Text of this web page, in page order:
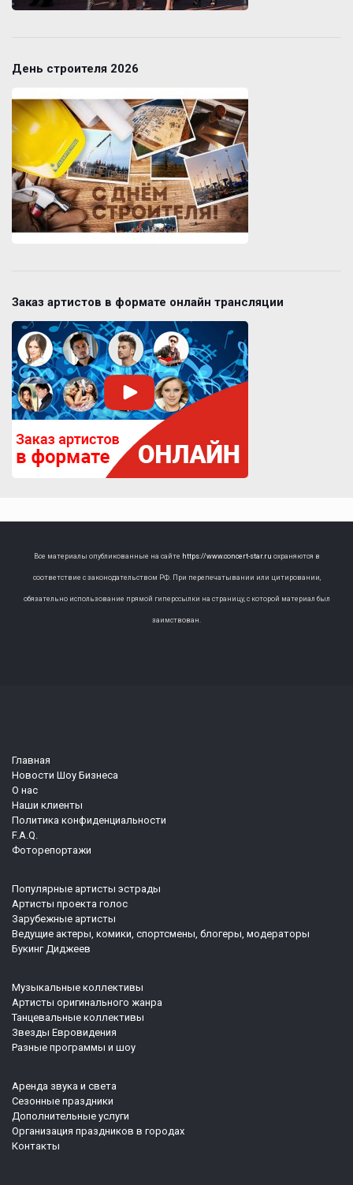
День строителя 2026
Заказ артистов в формате онлайн трансляции
Все материалы опубликованные на сайте https://www.concert-star.ru охраняются в
соответствие с законодательством РФ. При перепечатывании или цитировании,
обязательно использование прямой гиперссылки на страницу, с которой материал был
заимствован.
Главная
Новости Шоу Бизнеса
О нас
Наши клиенты
Политика конфиденциальности
F.A.Q.
Фоторепортажи
Популярные артисты эстрады
Артисты проекта голос
Зарубежные артисты
Ведущие актеры, комики, спортсмены, блогеры, модераторы
Букинг Диджеев
Музыкальные коллективы
Артисты оригинального жанра
Танцевальные коллективы
Звезды Евровидения
Разные программы и шоу
Аренда звука и света
Сезонные праздники
Дополнительные услуги
Организация праздников в городах
Контакты